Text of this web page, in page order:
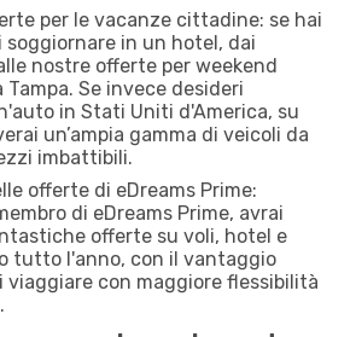
per le vacanze cittadine: se hai
in un hotel, dai
nostre offerte per weekend
Se invece desideri
in Stati Uniti d'America, su
un’ampia gamma di veicoli da
imbattibili.
offerte di eDreams Prime:
di eDreams Prime, avrai
offerte su voli, hotel e
tutto l'anno, con il vantaggio
con maggiore flessibilità